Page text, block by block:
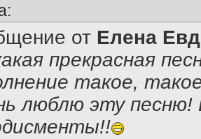
от Елена
прекрасная
такое,
люблю эту песню!